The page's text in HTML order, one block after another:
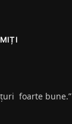
foarte bune.”